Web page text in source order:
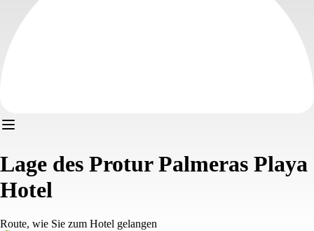
Lage des Protur Palmeras Playa
Hotel
Route, wie Sie zum Hotel gelangen